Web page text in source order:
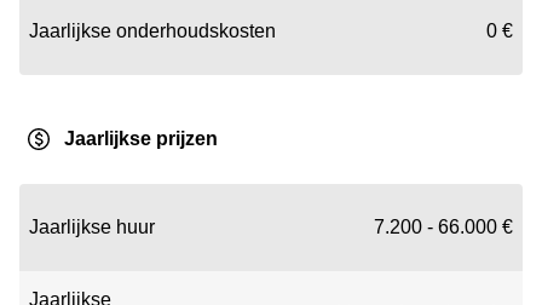
Jaarlijkse onderhoudskosten 0 €
Jaarlijkse prijzen
Jaarlijkse huur 7.200 - 66.000 €
Jaarlijkse